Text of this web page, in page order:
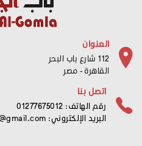
العنوان
112 شارع باب البحر
القاهرة - مصر
اتصل بنا
رقم الهاتف: 01277675012
البريد الإلكتروني: